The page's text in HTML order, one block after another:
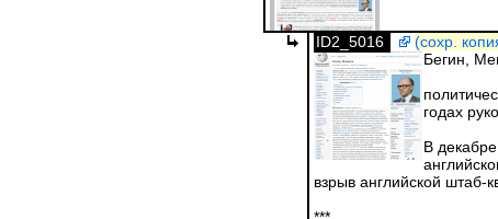
ID2_5016 (сохр.
Бегин,
годах
В
взрыв английской штаб-